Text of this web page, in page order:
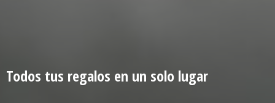
Todos tus regalos en un solo lugar